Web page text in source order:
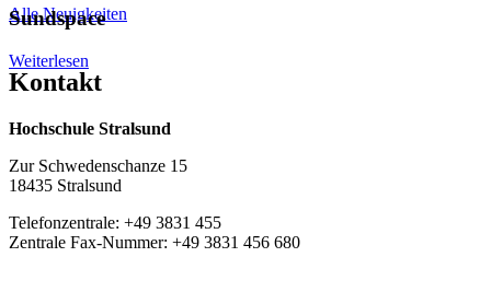
Sundspace
Weiterlesen
Alle Neuigkeiten
Kon­takt
Hochschule Stralsund
Zur Schwedenschanze 15
18435 Stralsund
Telefonzentrale: +49 3831 455
Zentrale Fax-Nummer: +49 3831 456 680